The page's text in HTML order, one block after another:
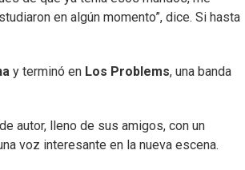
en algún momento”, dice. Si hasta
y terminó en Los Problems, una banda
autor, lleno de sus amigos, con un
voz interesante en la nueva escena.